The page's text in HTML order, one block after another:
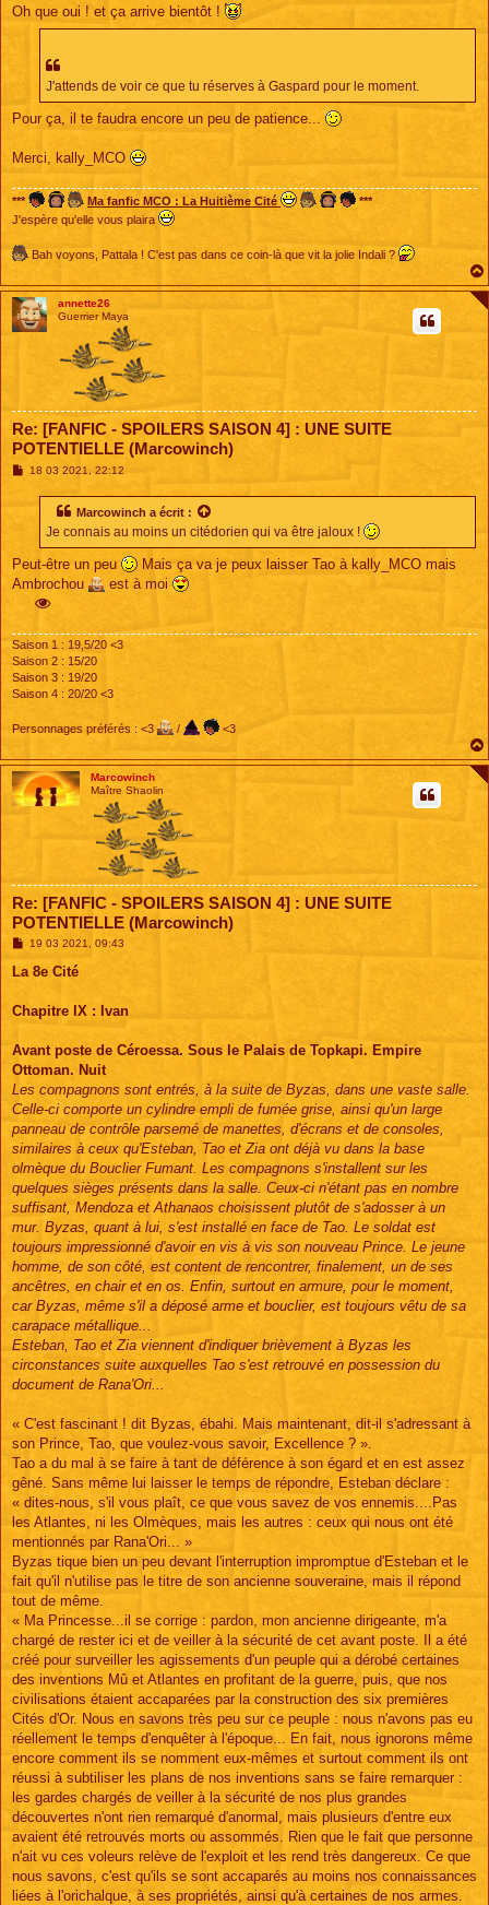
Oh que oui ! et ça arrive bientôt !
J'attends de voir ce que tu réserves à Gaspard pour le moment.
Pour ça, il te faudra encore un peu de patience...
Merci, kally_MCO
*** Ma fanfic MCO : La Huitième Cité
***
J'espère qu'elle vous plaira
Bah voyons, Pattala ! C'est pas dans ce coin-là que vit la jolie Indali ?
annette26
Guerrier Maya
Re: [FANFIC - SPOILERS SAISON 4] : UNE SUITE
POTENTIELLE (Marcowinch)
M18 03 2021, 22:12
Marcowinch a écrit :
Je connais au moins un citédorien qui va être jaloux !
Peut-être un peu
Mais ça va je peux laisser Tao à kally_MCO mais
Ambrochou
est à moi
Saison 1 : 19,5/20 <3
Saison 2 : 15/20
Saison 3 : 19/20
Saison 4 : 20/20 <3
Personnages préférés : <3 / <3
Marcowinch
Maître Shaolin
Re: [FANFIC - SPOILERS SAISON 4] : UNE SUITE
POTENTIELLE (Marcowinch)
M
s
g
19 03 2021, 09:43
La 8e Cité
Chapitre IX : Ivan
Avant poste de Céroessa. Sous le Palais de Topkapi. Empire
Ottoman. Nuit
Les compagnons sont entrés, à la suite de Byzas, dans une vaste salle.
Celle-ci comporte un cylindre empli de fumée grise, ainsi qu'un large
panneau de contrôle parsemé de manettes, d'écrans et de consoles,
similaires à ceux qu'Esteban, Tao et Zia ont déjà vu dans la base
olmèque du Bouclier Fumant. Les compagnons s'installent sur les
quelques sièges présents dans la salle. Ceux-ci n'étant pas en nombre
suffisant, Mendoza et Athanaos choisissent plutôt de s'adosser à un
mur. Byzas, quant à lui, s'est installé en face de Tao. Le soldat est
toujours impressionné d'avoir en vis à vis son nouveau Prince. Le jeune
homme, de son côté, est content de rencontrer, finalement, un de ses
ancêtres, en chair et en os. Enfin, surtout en armure, pour le moment,
car Byzas, même s'il a déposé arme et bouclier, est toujours vêtu de sa
carapace métallique...
Esteban, Tao et Zia viennent d'indiquer brièvement à Byzas les
circonstances suite auxquelles Tao s'est retrouvé en possession du
document de Rana'Ori...
« C'est fascinant ! dit Byzas, ébahi. Mais maintenant, dit-il s'adressant à
son Prince, Tao, que voulez-vous savoir, Excellence ? ».
Tao a du mal à se faire à tant de déférence à son égard et en est assez
gêné. Sans même lui laisser le temps de répondre, Esteban déclare :
« dites-nous, s'il vous plaît, ce que vous savez de vos ennemis....Pas
les Atlantes, ni les Olmèques, mais les autres : ceux qui nous ont été
mentionnés par Rana'Ori... »
Byzas tique bien un peu devant l'interruption impromptue d'Esteban et le
fait qu'il n'utilise pas le titre de son ancienne souveraine, mais il répond
tout de même.
« Ma Princesse...il se corrige : pardon, mon ancienne dirigeante, m'a
chargé de rester ici et de veiller à la sécurité de cet avant poste. Il a été
créé pour surveiller les agissements d'un peuple qui a dérobé certaines
des inventions Mû et Atlantes en profitant de la guerre, puis, que nos
civilisations étaient accaparées par la construction des six premières
Cités d'Or. Nous en savons très peu sur ce peuple : nous n'avons pas eu
réellement le temps d'enquêter à l'époque... En fait, nous ignorons même
encore comment ils se nomment eux-mêmes et surtout comment ils ont
réussi à subtiliser les plans de nos inventions sans se faire remarquer :
les gardes chargés de veiller à la sécurité de nos plus grandes
découvertes n'ont rien remarqué d'anormal, mais plusieurs d'entre eux
avaient été retrouvés morts ou assommés. Rien que le fait que personne
n'ait vu ces voleurs relève de l'exploit et les rend très dangereux. Ce que
nous savons, c'est qu'ils se sont accaparés au moins nos connaissances
liées à l'orichalque, à ses propriétés, ainsi qu'à certaines de nos armes.